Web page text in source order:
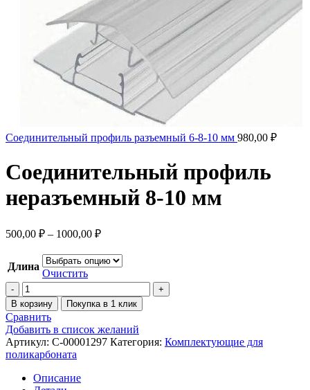
Соединительный профиль разъемный 6-8-10 мм 980,00 ₽
Соединительный профиль
неразъемный 8-10 мм
500,00 ₽ – 1000,00 ₽
Длина
Очистить
В корзину Покупка в 1 клик
Сравнить
Добавить в список желаний
Артикул: C-00001297 Категория: Комплектующие для
поликарбоната
Описание